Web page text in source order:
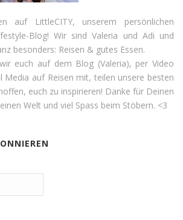
auf LittleCITY, unserem persönlichen
Blog! Wir sind Valeria und Adi und
besonders: Reisen & gutes Essen.
euch auf dem Blog (Valeria), per Video
Media auf Reisen mit, teilen unsere besten
euch zu inspirieren! Danke für Deinen
Welt und viel Spass beim Stöbern. <3